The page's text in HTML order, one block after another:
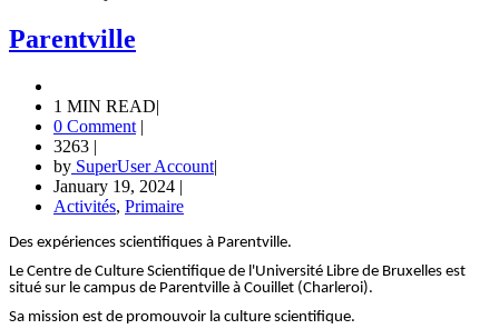
Parentville
1 MIN READ|
0 Comment |
3263 |
by SuperUser Account|
January 19, 2024 |
Activités, Primaire
Des expériences scientifiques à Parentville.
Le Centre de Culture Scientifique de l'Université Libre de Bruxelles est
situé sur le campus de Parentville à Couillet (Charleroi).
Sa mission est de promouvoir la culture scientifique.